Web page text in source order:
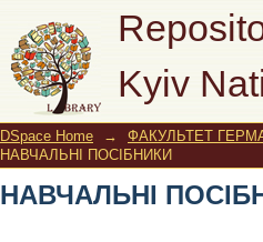
Kyiv
НАВЧАЛЬНІ
DSpace Home →
ФАКУЛЬТЕТ
НАВЧАЛЬНІ ПОСІБНИКИ
НАВЧАЛЬНІ